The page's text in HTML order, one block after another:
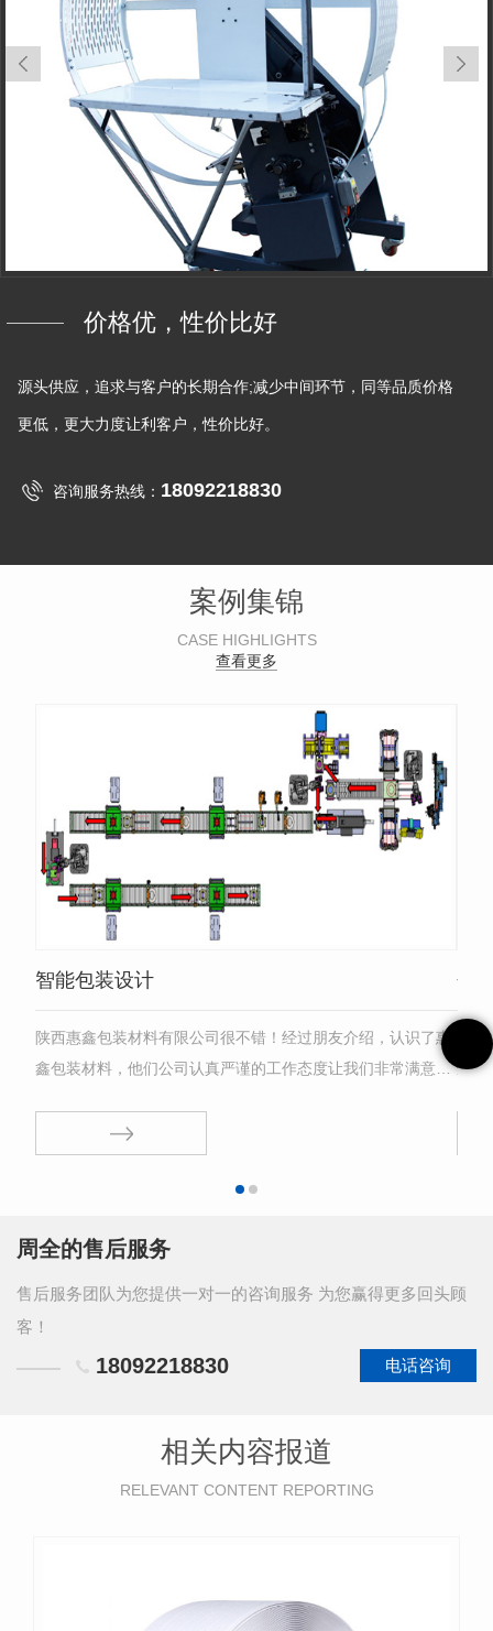
价格优，性价比好
源头供应，追求与客户的长期合作;减少中间环节，同等品质价格
更低，更大力度让利客户，性价比好。
咨询服务热线： 18092218830
案例集锦
CASE HIGHLIGHTS
查看更多
智能包装设计
陕西惠鑫包装材料有限公司很不错！经过朋友介绍，认识了惠
鑫包装材料，他们公司认真严谨的工作态度让我们非常满意，
发现他们的能力以及工作态度都很好，不论什么时候都是及时
回复我们，帮助我们解决问题！
包
这
选择
周全的售后服务
售后服务团队为您提供一对一的咨询服务 为您赢得更多回头顾
客！
18092218830 电话咨询
相关内容报道
RELEVANT CONTENT REPORTING